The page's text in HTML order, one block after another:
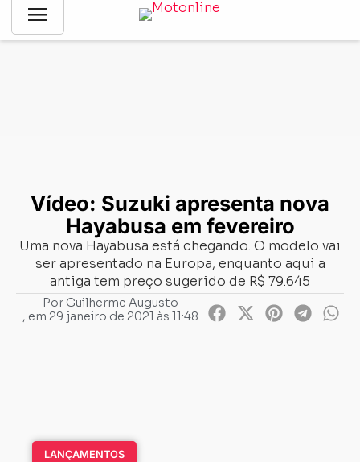
menu
Notícias Lançamentos-Vídeo: Suzuki apresenta nova
Vídeo: Suzuki apresenta nova
Hayabusa em fevereiro
Uma nova Hayabusa está chegando. O modelo vai
ser apresentado na Europa, enquanto aqui a
antiga tem preço sugerido de R$ 79.645
PorGuilherme Augusto
, em 29 janeiro de 2021 às 11:48
LANÇAMENTOS